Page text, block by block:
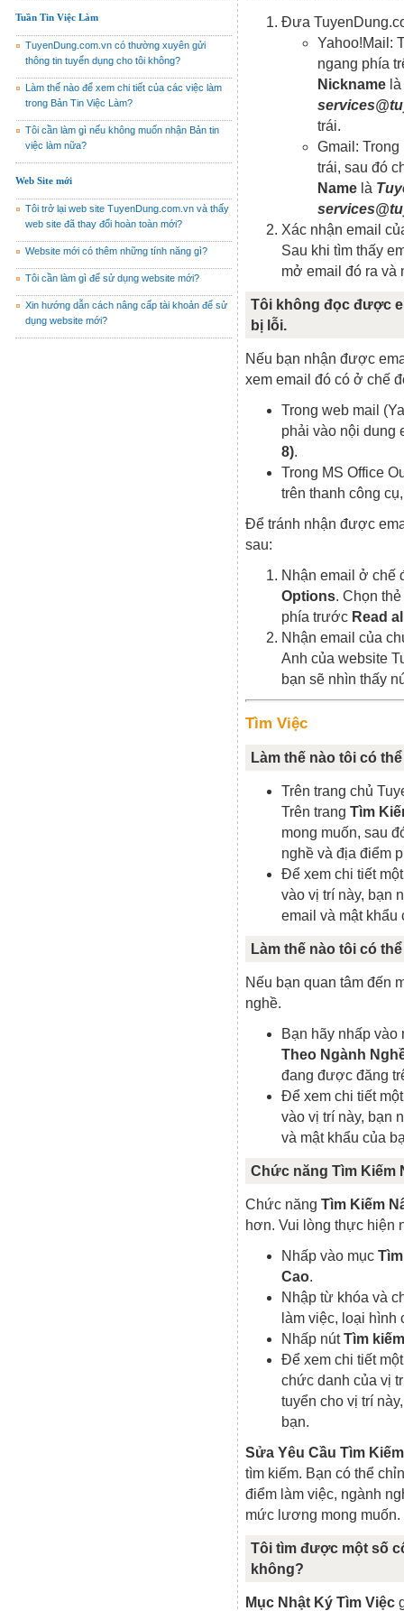
Tuần Tin Việc Làm
TuyenDung.com.vn có thường xuyên gửi
thông tin tuyển dụng cho tôi không?
Làm thế nào để xem chi tiết của các việc làm
trong Bản Tin Việc Làm?
Tôi cần làm gì nếu không muốn nhận Bản tin
việc làm nữa?
Web Site mới
Tôi trở lại web site TuyenDung.com.vn và thấy
web site đã thay đổi hoàn toàn mới?
Website mới có thêm những tính năng gì?
Tôi cần làm gì để sử dụng website mới?
Xin hướng dẫn cách nâng cấp tài khoản để sử
dụng website mới?
Đưa
Yahoo!Mail:
ngang phía
Nickname là
trái.
Gmail:
trái, sau đó
Name là
Xác nhận email
Sau khi tìm thấy
mở email đó ra và
Tôi không đọc được
bị lỗi.
Nếu bạn nhận được
xem email đó có ở chế
Trong web mail
phải vào nội dung
8).
Trong MS Office
trên thanh công
Để tránh nhận được
sau:
Nhận email ở chế
Options. Chọn thẻ
phía trước Read
Nhận email của
Anh của website
bạn sẽ nhìn thấy
Tìm Việc
Làm thế nào tôi có
Trên trang chủ
Trên trang Tìm
mong muốn, sau
nghề và địa điểm
Để xem chi tiết
vào vị trí này, bạn
email và mật khẩu
Làm thế nào tôi có
Nếu bạn quan tâm đến
nghề.
Bạn hãy nhấp vào
Theo Ngành
đang được đăng
Để xem chi tiết
vào vị trí này, bạn
và mật khẩu của
Chức năng Tìm Kiếm
Chức năng Tìm Kiếm
hơn. Vui lòng thực hiện
Nhấp vào mục
Cao.
Nhập từ khóa và
làm việc, loại hình
Nhấp nútTìm kiếm
Để xem chi tiết
chức danh của vị
tuyển cho vị trí
bạn.
Sửa Yêu Cầu Tìm Kiếm
tìm kiếm. Bạn có thể
điểm làm việc, ngành
mức lương mong muốn.
Tôi tìm được một số
không?
Mục Nhật Ký Tìm Việc